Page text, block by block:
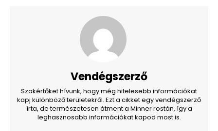
Vendégszerző
Szakértőket hívunk, hogy még hitelesebb információkat
kapj különböző területekről. Ezt a cikket egy vendégszerző
írta, de természetesen átment a Minner rostán, így a
leghasznosabb információkat kapod most is.